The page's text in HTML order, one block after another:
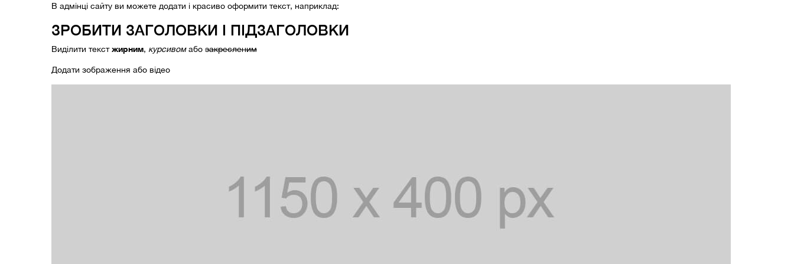
В адмінці сайту ви можете додати і красиво оформити текст, наприклад:
ЗРОБИТИ ЗАГОЛОВКИ І ПІДЗАГОЛОВКИ
Виділити текстжирним, курсивомабо закресленим
Додати зображення або відео